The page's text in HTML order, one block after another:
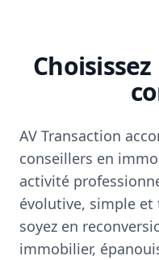
AV Transaction
conseillers en
activité
évolutive, simple et
soyez en
immobilier,